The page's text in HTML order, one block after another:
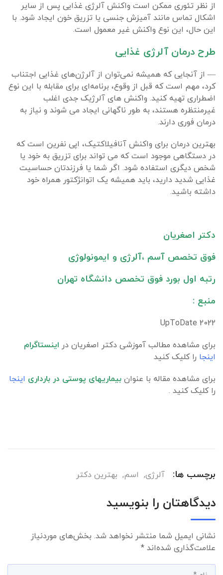
از نظر تئوری ممکن است واکنش آلرژی غذایی پس از سایر
اشکال تماس مانند آمیزش جنسی یا تزریق خون ایجاد شود. با
این حال، این نوع واکنش غیر معمول است.
طرح درمان آلرژی غذایی
— از آنجایی که همیشه نمی‌توان از آلرژن‌های غذایی اجتناب
کرد، مهم است که قبل از وقوع، برنامه‌ای برای مقابله با این نوع
اضطراری تهیه کنید. واکنش های آلرژیک جدی اغلب
غیرمنتظره هستند، به طور ناگهانی ایجاد می شوند و نیاز به
درمان فوری دارند.
بهترین درمان برای واکنش آنافیلاکتیک، اپی نفرین است که
در دستگاهی موجود است که می تواند برای تزریق به خود یا
شخص دیگری استفاده شود. اگر شما یا فرزندتان حساسیت
غذایی شدید دارید، باید همیشه یک اتوانژکتور همراه خود
داشته باشید.
دکتر اصغریان
فوق تخصص آسم ،آلرژی و ایمونولوژی
رتبه اول بورد فوق تخصص دانشگاه تهران
منبع :
2022 UpToDate
برای مشاهده مطالب آموزشی دکتر اصغریان در اینستاگرام
اینجا را کلیک کنید
برای مشاهده مقاله با عنوان بیماریهای پوستی در بارداری اینجا
را کلیک کنید .
برچسب ها: آلرژی, اسم, بهترین دکتر
دیدگاهتان را بنویسید
نشانی ایمیل شما منتشر نخواهد شد. بخش‌های موردنیاز
علامت‌گذاری شده‌اند *